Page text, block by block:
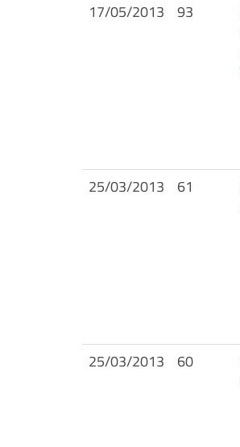
17/05/2013
93
25/03/2013
61
25/03/2013
60